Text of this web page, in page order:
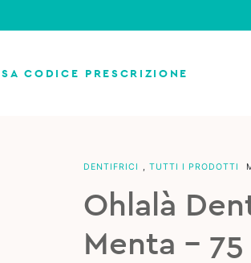
CODICE PRESCRIZIONE
DENTIFRICI , TUTTI I PRODOTTI
Ohlalà
Menta – 75